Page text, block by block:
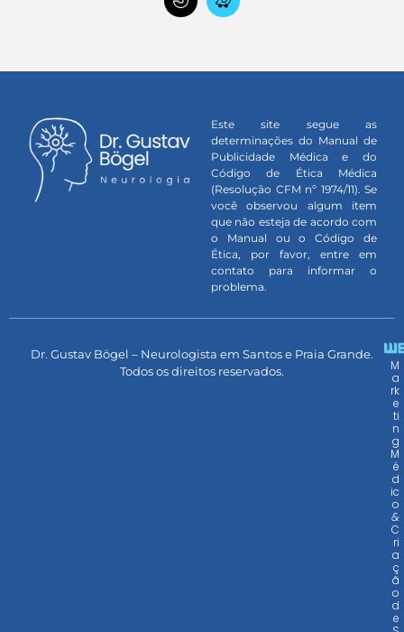
Este site segue as
determinações do Manual de
Publicidade Médica e do
Código de Ética Médica
(Resolução CFM nº 1974/11). Se
você observou algum item
que não esteja de acordo com
o Manual ou o Código de
Ética, por favor, entre em
contato para informar o
problema.
Dr. Gustav Bögel – Neurologista em Santos e Praia Grande.
Todos os direitos reservados.
M
a
rk
e
ti
n
g
M
é
d
ic
o
&
C
ri
a
ç
ã
o
d
e